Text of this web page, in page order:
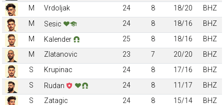
M
Vrdoljak 24 8 18/20
BHZ
M
Sesic 24 8 18/16
BHZ
M
Kalender 25 8 18/16
BHZ
M
Zlatanovic 23 7 20/20
BHZ
S
Krupinac 24 8 17/16
BHZ
S
Rudan 24 8 11/17
BHZ
S
Zatagic 24 8 15/14
BHZ